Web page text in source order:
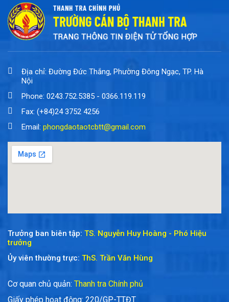
Địa chỉ: Đường Đức Thắng, Phường Đông Ngạc, TP. Hà
Nội
Phone: 0243.752.5385 - 0366.119.119
Fax: (+84)24 3752 4256
Email: phongdaotaotcbtt@gmail.com
Trưởng ban biên tập: TS. Nguyễn Huy Hoàng - Phó Hiệu
trưởng
Ủy viên thường trực: ThS. Trần Văn Hùng
Cơ quan chủ quản: Thanh tra Chính phủ
Giấy phép hoạt động: 220/GP-TTĐT